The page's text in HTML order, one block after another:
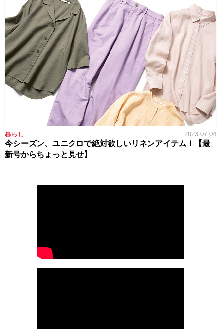
暮らし 2023.07.04
今シーズン、ユニクロで絶対欲しいリネンアイテム！【最
新号からちょっと見せ】